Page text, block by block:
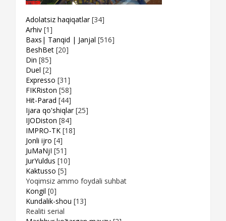
Adolatsiz haqiqatlar [34]
Arhiv [1]
Baxs| Tanqid | Janjal [516]
BeshBet [20]
Din [85]
Duel [2]
Expresso [31]
FIKRiston [58]
Hit-Parad [44]
Ijara qo'shiqlar [25]
IJODiston [84]
IMPRO-TK [18]
Jonli ijro [4]
JuMaNjI [51]
JurYuldus [10]
Kaktusso [5]
Yoqimsiz ammo foydali suhbat
Kongil [0]
Kundalik-shou [13]
Realiti serial